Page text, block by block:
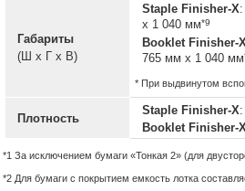
Габариты
(Ш x Г x В)
Staple Finisher-X
x 1 040 мм*9
Booklet Finisher-
765 мм x 1 040 мм
* При выдвинутом
Плотность
Staple Finisher-X
Booklet Finisher-
*1 За исключением бумаги «Тонкая 2» (для
*2 Для бумаги с покрытием емкость лотка